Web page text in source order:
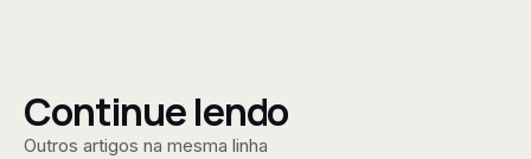
Continue lendo
Outros artigos na mesma linha